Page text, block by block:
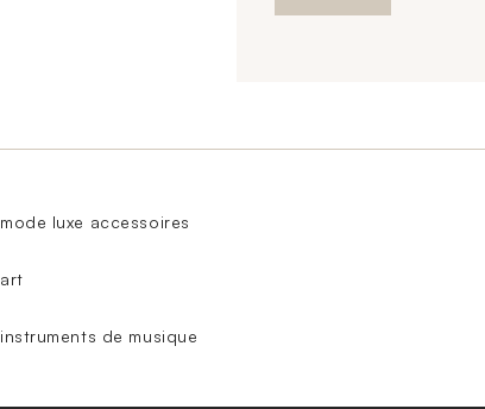
mode luxe accessoires
art
instruments de musique